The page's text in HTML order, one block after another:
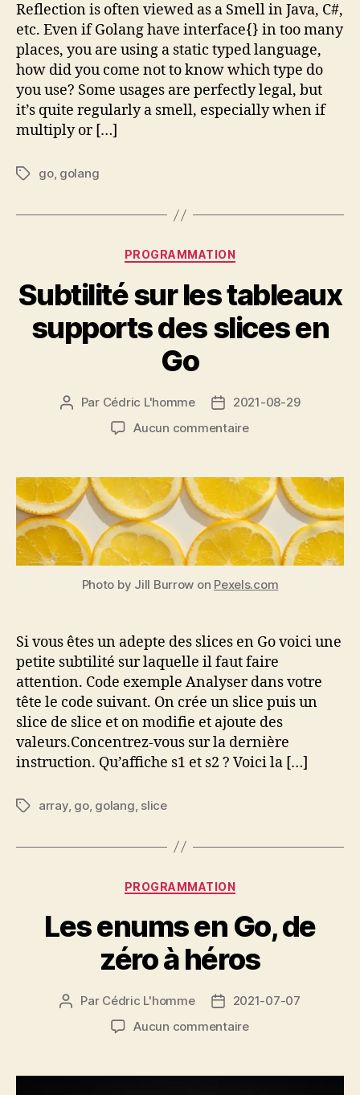
Reflection is often viewed as a Smell in Java, C#,
etc. Even if Golang have interface{} in too many
places, you are using a static typed language,
how did you come not to know which type do
you use? Some usages are perfectly legal, but
it’s quite regularly a smell, especially when if
multiply or […]
Étiquettes
go, golang
Catégories
PROGRAMMATION
Subtilité sur les tableaux
supports des slices en
Go
Auteur
Par Cédric L'homme
Date
de
2021-08-29
Aucun commentairesur
les
tableaux
supports
des
slices
en
Go
Photo by Jill Burrow on Pexels.com
Si vous êtes un adepte des slices en Go voici une
petite subtilité sur laquelle il faut faire
attention. Code exemple Analyser dans votre
tête le code suivant. On crée un slice puis un
slice de slice et on modifie et ajoute des
valeurs.Concentrez-vous sur la dernière
instruction. Qu’affiche s1 et s2 ? Voici la […]
Étiquettes
array, go, golang, slice
Catégories
PROGRAMMATION
Les enums en Go, de
zéro à héros
Auteur
Par Cédric L'homme
Date
de
2021-07-07
Aucun commentairesur
en